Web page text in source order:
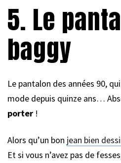
5. Le
baggy
Le pantalon des années 90,
mode depuis quinze ans…
porter !
Alors qu’un bon jean bien
Et si vous n’avez pas de